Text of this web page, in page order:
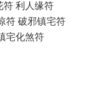
符 利人缘符
符 破邪镇宅符
宅化煞符